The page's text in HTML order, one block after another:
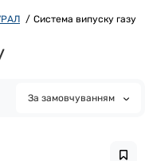
Система випуску газу
За замовчуванням